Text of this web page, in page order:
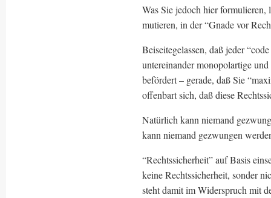
Was Sie jedoch hier
mutieren, in der “Gnade vor
Beiseitegelassen, daß jeder
untereinander monopolartige
befördert – gerade, daß Sie
offenbart sich, daß diese
Natürlich kann niemand
kann niemand gezwungen
“Rechtssicherheit” auf Basis
keine Rechtssicherheit, sonder
steht damit im Widerspruch mit